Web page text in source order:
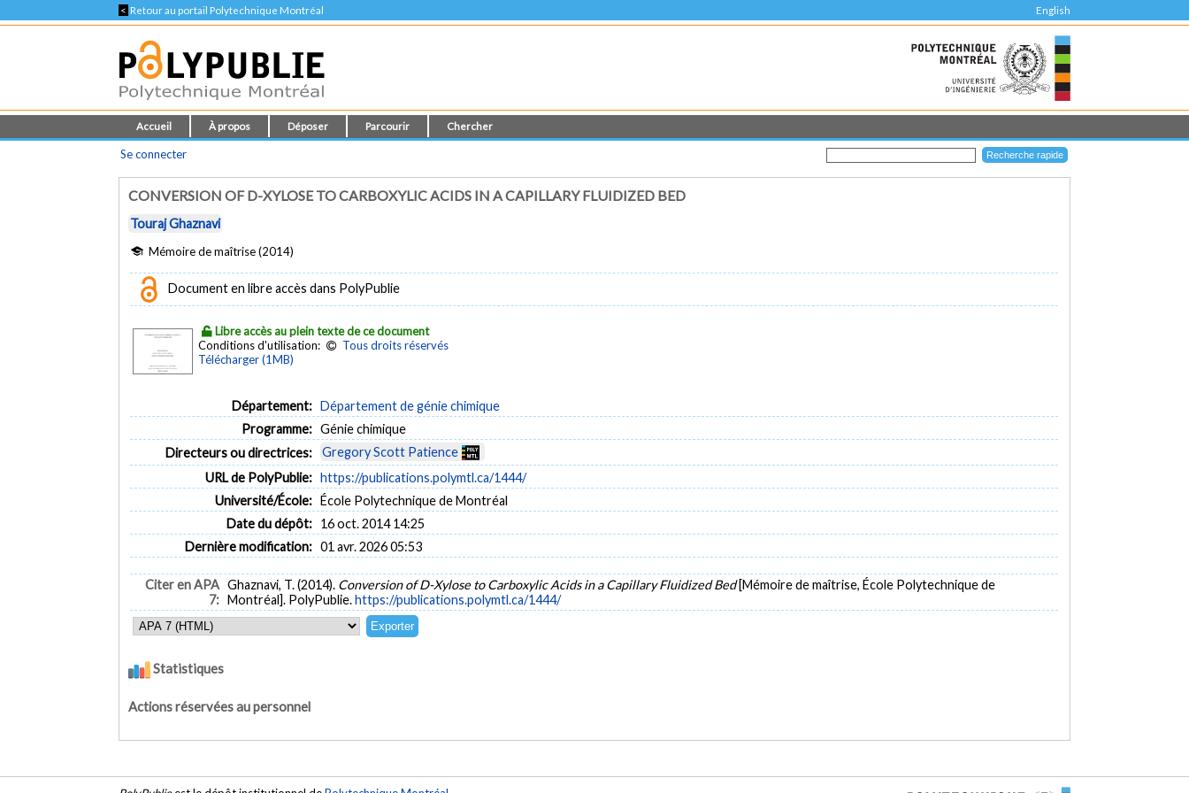
< Retour au portail Polytechnique Montréal English
Accueil À propos Déposer Parcourir Chercher
Se connecter
CONVERSION OF D-XYLOSE TO CARBOXYLIC ACIDS IN A CAPILLARY FLUIDIZED BED
Touraj Ghaznavi
Mémoire de maîtrise (2014)
Document en libre accès dans PolyPublie
Libre accès au plein texte de ce document
Conditions d'utilisation:
Tous droits réservés
Télécharger (1MB)
Département: Département de génie chimique
Programme: Génie chimique
Directeurs ou directrices:
Gregory Scott Patience
URL de PolyPublie: https://publications.polymtl.ca/1444/
Université/École: École Polytechnique de Montréal
Date du dépôt: 16 oct. 2014 14:25
Dernière modification: 01 avr. 2026 05:53
Citer en APA
7:
Ghaznavi, T. (2014). Conversion of D-Xylose to Carboxylic Acids in a Capillary Fluidized Bed[Mémoire de maîtrise, École Polytechnique de
Montréal]. PolyPublie.https://publications.polymtl.ca/1444/
Statistiques
Actions réservées au personnel